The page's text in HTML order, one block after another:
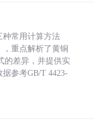
种常用计算方法
，重点解析了黄铜
的差异，并提供实
参考GB/T 4423-